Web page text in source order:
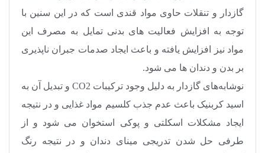
گازدار و تنقلات حاوی مواد قندی است که در این سنین با
توجه به افزایش فعالیت ‌های بدنی تمایل به مصرف این
مواد نیز افزایش یافته و باعث ایجاد صدمات جبران ناپذیری
بر بدن و دندان‌ ها می‌ شود.
نوشابه‌های گازدار به دلیل وجود ترکیبات CO2 و تبدیل آن به
اسید کربنیک باعث عدم جذب کلسیم مواد غذایی و در نتیجه
ایجاد مشکلات اسکلتی و پوکی استخوان می‌ شود و از
طرفی حل شدن تدریجی مینای دندان و در نتیجه رنگ